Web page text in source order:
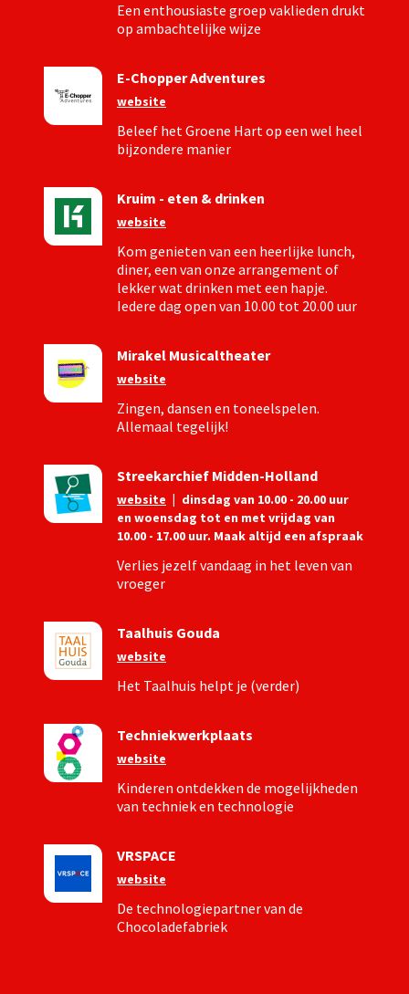
Een enthousiaste groep vaklieden drukt
op ambachtelijke wijze
E-Chopper Adventures
website
Beleef het Groene Hart op een wel heel
bijzondere manier
Kruim - eten & drinken
website
Kom genieten van een heerlijke lunch,
diner, een van onze arrangement of
lekker wat drinken met een hapje.
Iedere dag open van 10.00 tot 20.00 uur
Mirakel Musicaltheater
website
Zingen, dansen en toneelspelen.
Allemaal tegelijk!
Streekarchief Midden-Holland
website | dinsdag van 10.00 - 20.00 uur
en woensdag tot en met vrijdag van
10.00 - 17.00 uur. Maak altijd een afspraak
Verlies jezelf vandaag in het leven van
vroeger
Taalhuis Gouda
website
Het Taalhuis helpt je (verder)
Techniekwerkplaats
website
Kinderen ontdekken de mogelijkheden
van techniek en technologie
VRSPACE
website
De technologiepartner van de
Chocoladefabriek